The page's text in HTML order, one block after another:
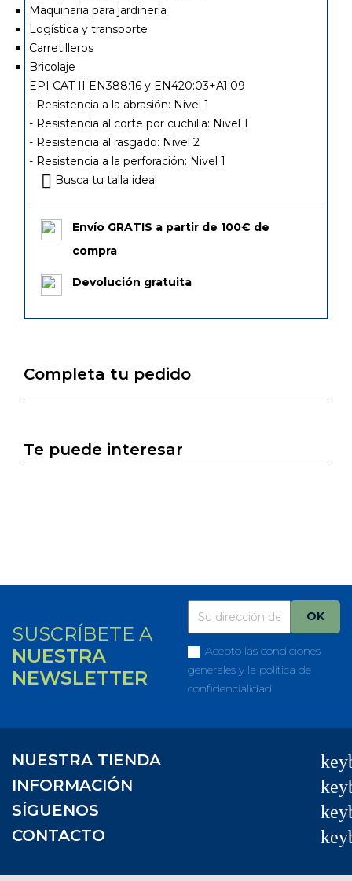
Maquinaria para jardineria
Logística y transporte
Carretilleros
Bricolaje
EPI CAT II EN388:16 y EN420:03+A1:09
- Resistencia a la abrasión: Nivel 1
- Resistencia al corte por cuchilla: Nivel 1
- Resistencia al rasgado: Nivel 2
- Resistencia a la perforación: Nivel 1
Busca tu talla ideal
Envío GRATIS a partir de 100€ de
compra
Devolución gratuita
Completa tu pedido
Te puede interesar
SUSCRÍBETE A
NUESTRA
NEWSLETTER
Acepto las condiciones
generales y la política de
confidencialidad
NUESTRA TIENDA
INFORMACIÓN
SÍGUENOS
CONTACTO